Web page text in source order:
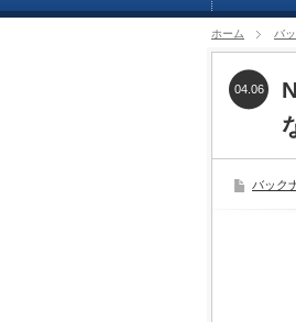
ホーム バ
04.06
バック